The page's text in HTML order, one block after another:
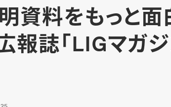
資料をもっと面
報誌「LIGマガ